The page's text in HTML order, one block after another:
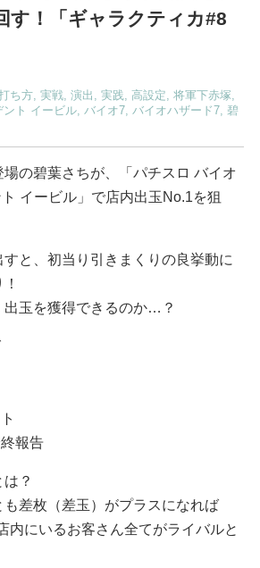
す！「ギャラクティカ#8
ち方, 実戦, 演出 , 実践, 高設定, 将軍下赤塚,
ント イービル, バイオ7, バイオハザード7, 碧
の碧葉さちが、「パチスロ バイオ
イービル」で店内出玉No.1を狙
と、初当り引きまくりの良挙動に
出玉を獲得できるのか…？
報告
？
差枚（差玉）がプラスになれば
内にいるお客さん全てがライバルと